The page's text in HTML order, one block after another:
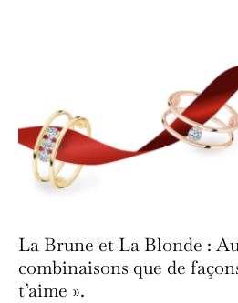
La Brune et La Blonde :
combinaisons que de
t’aime ».